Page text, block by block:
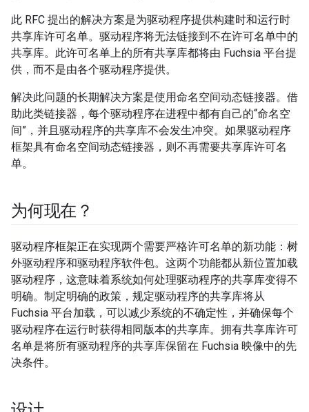
此 RFC 提出的解决方案是为驱动程序提供构建时和运行时
共享库许可名单。驱动程序将无法链接到不在许可名单中的
共享库。此许可名单上的所有共享库都将由 Fuchsia 平台提
供，而不是由各个驱动程序提供。
解决此问题的长期解决方案是使用命名空间动态链接器。借
助此类链接器，每个驱动程序在进程中都有自己的“命名空
间”，并且驱动程序的共享库不会发生冲突。如果驱动程序
框架具有命名空间动态链接器，则不再需要共享库许可名
单。
为何现在？
驱动程序框架正在实现两个需要严格许可名单的新功能：树
外驱动程序和驱动程序软件包。这两个功能都从新位置加载
驱动程序，这意味着系统如何处理驱动程序的共享库变得不
明确。制定明确的政策，规定驱动程序的共享库将从
Fuchsia 平台加载，可以减少系统的不确定性，并确保每个
驱动程序在运行时获得相同版本的共享库。拥有共享库许可
名单是将所有驱动程序的共享库保留在 Fuchsia 映像中的先
决条件。